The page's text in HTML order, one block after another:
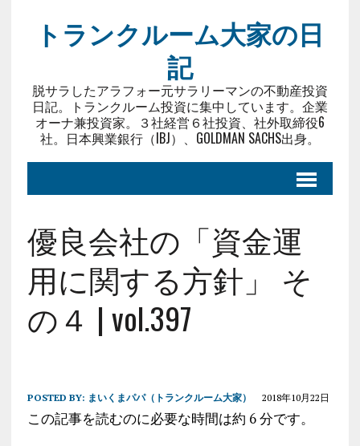
トランクルーム大家の日
記
脱サラしたアラフォー元サラリーマンの不動産投資
日記。トランクルーム投資に集中しています。企業
オーナ兼投資家。３社経営６社投資、社外取締役6
社。日本興業銀行（IBJ）、GOLDMAN SACHS出身。
優良会社の「資金運
用に関する方針」 そ
の４ | vol.397
POSTED BY: まいくまパパ（トランクルーム大家） 2018年10月22日
この記事を読むのに必要な時間は約 6 分です。